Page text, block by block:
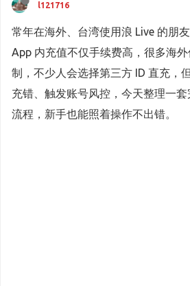
l121716
常年在海外、台湾使用浪 Live 的朋
App 内充值不仅手续费高，很多海
制，不少人会选择第三方 ID 直充，
充错、触发账号风控，今天整理一
流程，新手也能照着操作不出错。